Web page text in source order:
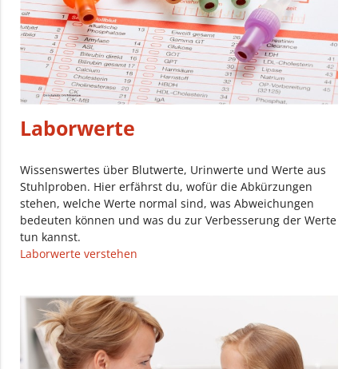
Laborwerte
Wissenswertes über Blutwerte, Urinwerte und Werte aus
Stuhlproben. Hier erfährst du, wofür die Abkürzungen
stehen, welche Werte normal sind, was Abweichungen
bedeuten können und was du zur Verbesserung der Werte
tun kannst.
Laborwerte verstehen